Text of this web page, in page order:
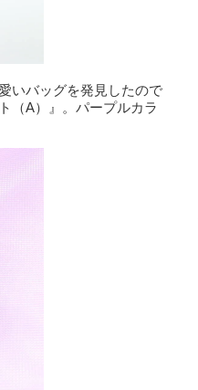
いバッグを発見したので
（A）』。パープルカラ